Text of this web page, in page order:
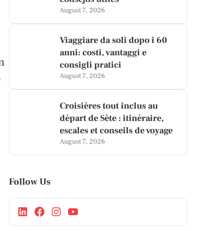
August 7, 2026
Viaggiare da soli dopo i 60
anni: costi, vantaggi e
consigli pratici
August 7, 2026
Croisières tout inclus au
départ de Sète : itinéraire,
escales et conseils de voyage
August 7, 2026
Follow Us